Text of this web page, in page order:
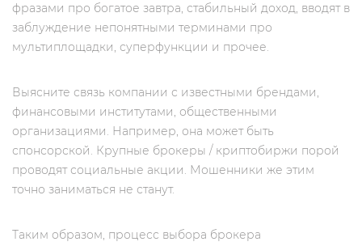
фразами про богатое завтра, стабильный доход, вводят в
заблуждение непонятными терминами про
мультиплощадки, суперфункции и прочее.
Выясните связь компании с известными брендами,
финансовыми институтами, общественными
организациями. Например, она может быть
спонсорской. Крупные брокеры / криптобиржи порой
проводят социальные акции. Мошенники же этим
точно заниматься не станут.
Таким образом, процесс выбора брокера